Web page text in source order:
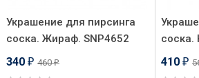
Украшение для пирсинга
соска. Жираф. SNP4652
340 ₽ 460₽
соска.
410 ₽